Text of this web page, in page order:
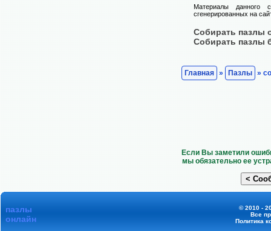
Материалы данного
сгенерированных на
Собирать пазлы
Собирать пазлы
Главная » Пазлы »
Если Вы заметили
мы обязательно ее
пазлы
онлайн
© 2010 -
Все
Политика